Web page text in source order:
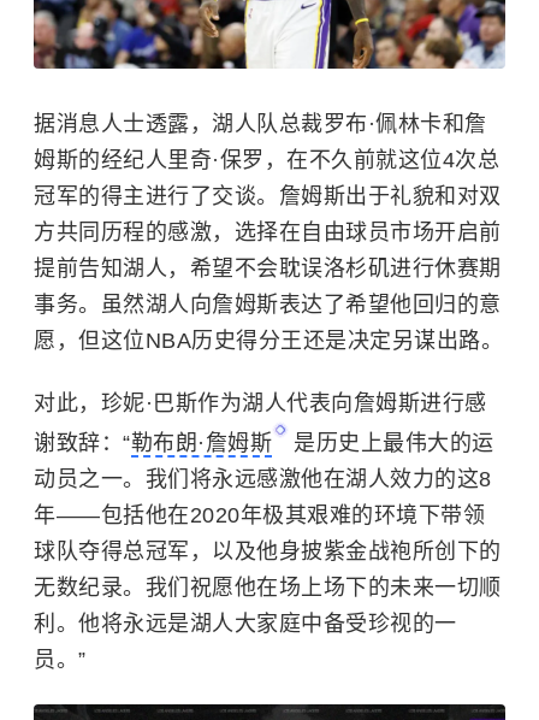
据消息人士透露，湖人队总裁罗布·佩林卡和詹
姆斯的经纪人里奇·保罗，在不久前就这位4次总
冠军的得主进行了交谈。詹姆斯出于礼貌和对双
方共同历程的感激，选择在自由球员市场开启前
提前告知湖人，希望不会耽误洛杉矶进行休赛期
事务。虽然湖人向詹姆斯表达了希望他回归的意
愿，但这位NBA历史得分王还是决定另谋出路。
对此， 珍妮·巴斯作为湖人代表向詹姆斯进行感
谢致辞：“勒布朗·詹姆斯
是历史上最伟大的运
动员之一。我们将永远感激他在湖人效力的这8
年——包括他在2020年极其艰难的环境下带领
球队夺得总冠军，以及他身披紫金战袍所创下的
无数纪录。我们祝愿他在场上场下的未来一切顺
利。他将永远是湖人大家庭中备受珍视的一
员。”